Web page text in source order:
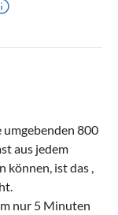
800
aus jedem
ist das ,
nur 5 Minuten